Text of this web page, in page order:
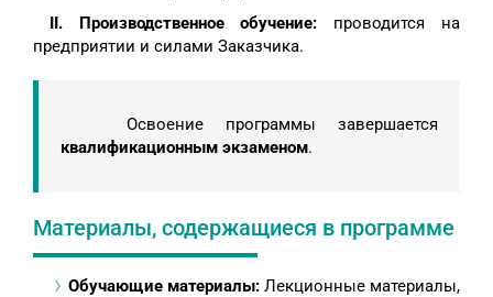
II. Производственное обучение: проводится на
предприятии и силами Заказчика.
Освоение программы завершается
квалификационным экзаменом.
Материалы, содержащиеся в программе
Обучающие материалы: Лекционные материалы,